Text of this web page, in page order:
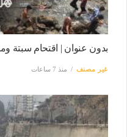
بدون عنوان | اقتحام سبتة
غير مصنف منذ 7 ساعات